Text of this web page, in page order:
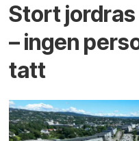
Stort jordras
– ingen
tatt